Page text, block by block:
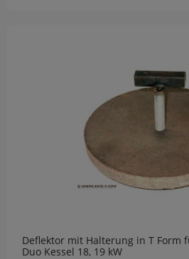
Deflektor mit Halterung in T Form
Duo Kessel 18, 19 kW